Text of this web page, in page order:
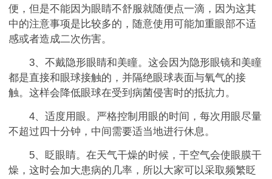
便，但是不能因为眼睛不舒服就随便点一滴，因为这其
中的注意事项是比较多的，随意使用可能加重眼部不适
感或者造成二次伤害。
3、不戴隐形眼睛和美瞳。这会因为隐形眼镜和美瞳
都是直接和眼球接触的，并隔绝眼球表面与氧气的接
触。这样会降低眼球在受到病菌侵害时的抵抗力。
4、适度用眼。严格控制用眼的时间，每次用眼尽量
不超过四十分钟，中间需要适当地进行休息。
5、眨眼睛。在天气干燥的时候，干空气会使眼膜干
燥，这时会加大患病的几率，所以大家可以采取频繁眨